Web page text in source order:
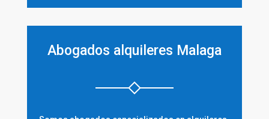
Abogados alquileres Malaga